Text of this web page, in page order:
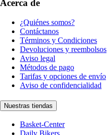
Acerca de
¿Quiénes somos?
Contáctanos
Términos y Condiciones
Devoluciones y reembolsos
Aviso legal
Métodos de pago
Tarifas y opciones de envío
Aviso de confidencialidad
Nuestras tiendas
Basket-Center